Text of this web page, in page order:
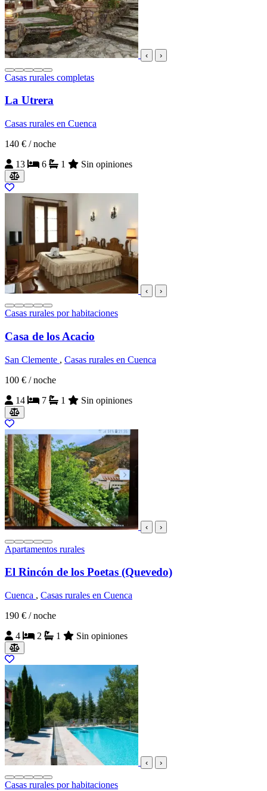
‹ ›
Casas rurales completas
La Utrera
Casas rurales en Cuenca
140 € / noche
13
6 1 Sin opiniones
‹ ›
Casas rurales por habitaciones
Casa de los Acacio
San Clemente , Casas rurales en Cuenca
100 € / noche
14
7 1 Sin opiniones
‹ ›
Apartamentos rurales
El Rincón de los Poetas (Quevedo)
Cuenca , Casas rurales en Cuenca
190 € / noche
4
2 1 Sin opiniones
‹ ›
Casas rurales por habitaciones